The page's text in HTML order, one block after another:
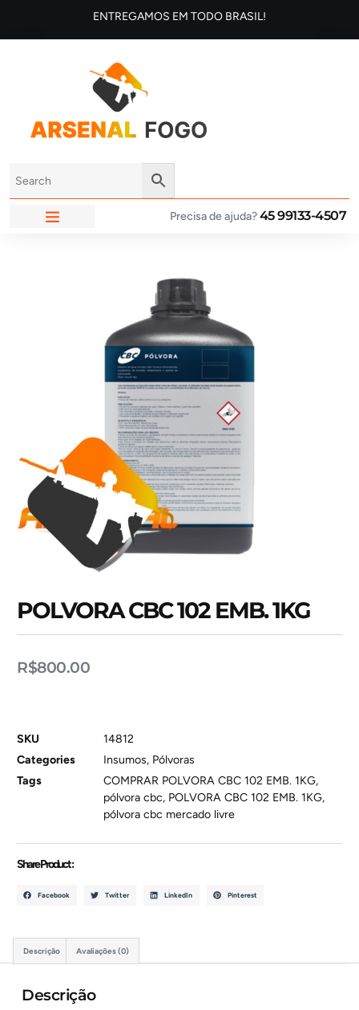
ENTREGAMOS EM TODO BRASIL!
Precisa de ajuda?45 99133-4507
POLVORA CBC 102 EMB. 1KG
R$800.00
SKU
14812
Categories
Insumos, Pólvoras
Tags
COMPRAR POLVORA CBC 102 EMB. 1KG,
pólvora cbc, POLVORA CBC 102 EMB. 1KG,
pólvora cbc mercado livre
Share Product :
Facebook Twitter LinkedIn Pinterest
Descrição Avaliações (0)
Descrição